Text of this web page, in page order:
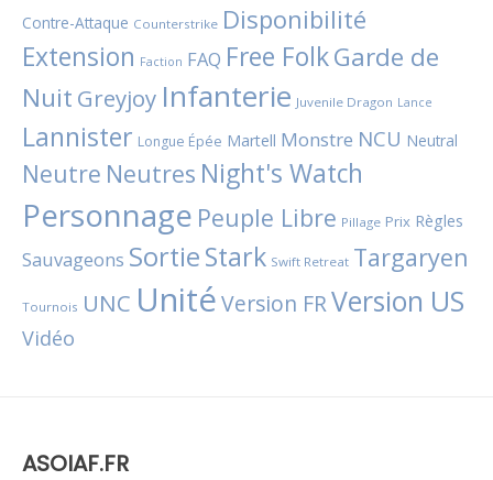
Contre-Attaque Counterstrike Disponibilité
Extension Faction FAQ Free FolkGarde de
Nuit Greyjoy Infanterie Juvenile Dragon Lance
Lannister Longue Épée Martell Monstre NCU Neutral
Neutre Neutres Night's Watch
Personnage Peuple Libre Pillage Prix Règles
Sauvageons SortieStark Swift Retreat Targaryen
Tournois UNC UnitéVersion FRVersion US
Vidéo
ASOIAF.FR